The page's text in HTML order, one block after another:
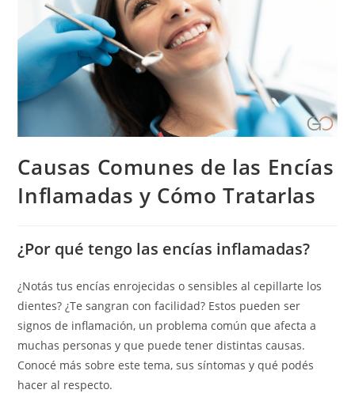
Causas Comunes de las Encías
Inflamadas y Cómo Tratarlas
¿Por qué tengo las encías inflamadas?
¿Notás tus encías enrojecidas o sensibles al cepillarte los
dientes? ¿Te sangran con facilidad? Estos pueden ser
signos de inflamación, un problema común que afecta a
muchas personas y que puede tener distintas causas.
Conocé más sobre este tema, sus síntomas y qué podés
hacer al respecto.